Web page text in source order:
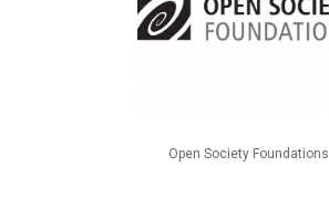
Open Society Foundations